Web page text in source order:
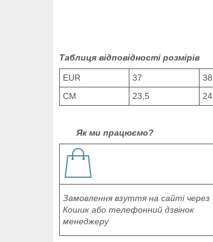
Таблиця відповідності розмірів
EUR 37 38
СМ
23,5 24
Як ми працюємо?
Замовлення взуття на сайті через
Кошик або телефонний дзвінок
менеджеру